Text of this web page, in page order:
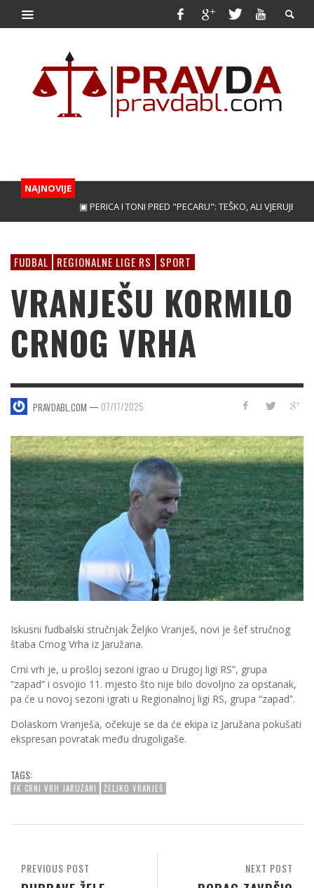
NAJNOVIJE
▣ PERICA I TONI PRED "PECARU": TEŠKO, ALI VJERUJEMO!
FUDBAL REGIONALNE LIGE RS SPORT
VRANJEŠU KORMILO
CRNOG VRHA
PRAVDABL.COM — 07/17/2025
Iskusni fudbalski stručnjak Željko Vranješ, novi je šef stručnog
štaba Crnog Vrha iz Jaružana.
Crni vrh je, u prošloj sezoni igrao u Drugoj ligi RS”, grupa
“zapad” i osvojio 11. mjesto što nije bilo dovoljno za opstanak,
pa će u novoj sezoni igrati u Regionalnoj ligi RS, grupa “zapad”.
Dolaskom Vranješa, očekuje se da će ekipa iz Jaružana pokušati
ekspresan povratak među drugoligaše.
TAGS:
FK CRNI VRH JARUŽANI ŽELJKO VRANJEŠ
NEXT POST
PREVIOUS POST